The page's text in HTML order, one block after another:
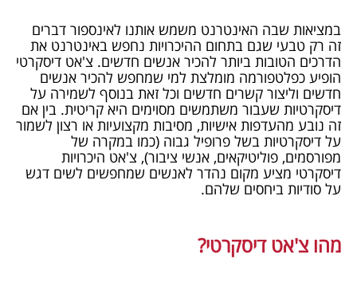
במציאות שבה האינטרנט משמש אותנו לאינספור דברים
זה רק טבעי שגם בתחום ההיכרויות נחפש באינטרנט את
הדרכים הטובות ביותר להכיר אנשים חדשים. צ'אט דיסקרטי
הופיע כפלטפורמה מומלצת למי שמחפש להכיר אנשים
חדשים וליצור קשרים חדשים וכל זאת בנוסף לשמירה על
דיסקרטיות שעבור משתמשים מסוימים היא קריטית. בין אם
זה נובע מהעדפות אישיות, מסיבות מקצועיות או רצון לשמור
על דיסקרטיות בשל פרופיל גבוה (כמו במקרה של
מפורסמים, פוליטיקאים, אנשי ציבור), צ'אט היכרויות
דיסקרטי מציע מקום נהדר לאנשים שמחפשים לשים דגש
על סודיות ביחסים שלהם.
מהו צ'אט דיסקרטי?